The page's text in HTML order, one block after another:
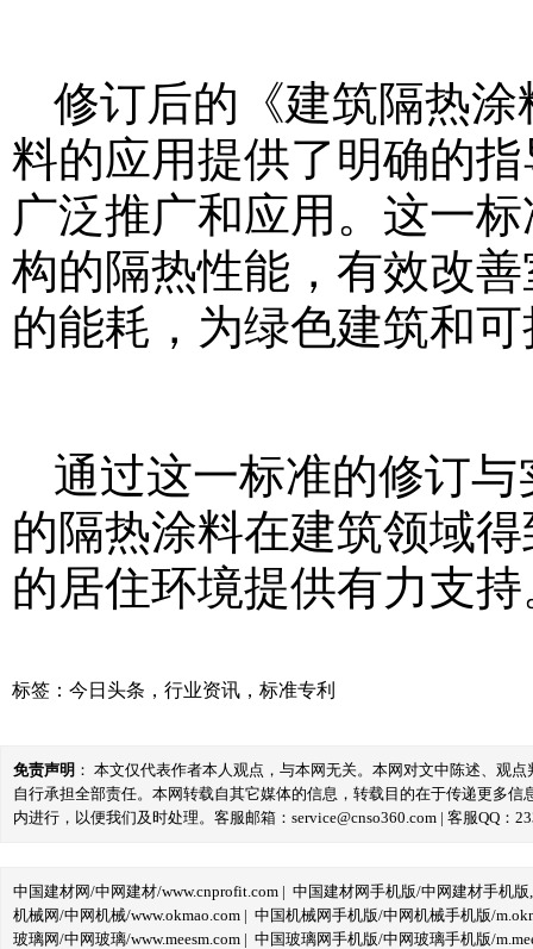
修订后的《建筑隔热
料的应用提供了明确的
广泛推广和应用。这一
构的隔热性能，有效改
的能耗，为绿色建筑和
通过这一标准的修订
的隔热涂料在建筑领域
的居住环境提供有力支持
标签： 今日头条 ， 行业资讯 ， 标准专利
免责声明 ： 本文仅代表作者本人观点，与本网无关。本网对文中陈述、观
自行承担全部责任。本网转载自其它媒体的信息，转载目的在于传递更多
内进行，以便我们及时处理。客服邮箱：service@cnso360.com | 客服QQ：
中国建材网/中网建材/www.cnprofit.com | 中国建材网手机版/中网建材手机版
机械网/中网机械/www.okmao.com | 中国机械网手机版/中网机械手机版/
玻璃网/中网玻璃/www.meesm.com | 中国玻璃网手机版/中网玻璃手机版/